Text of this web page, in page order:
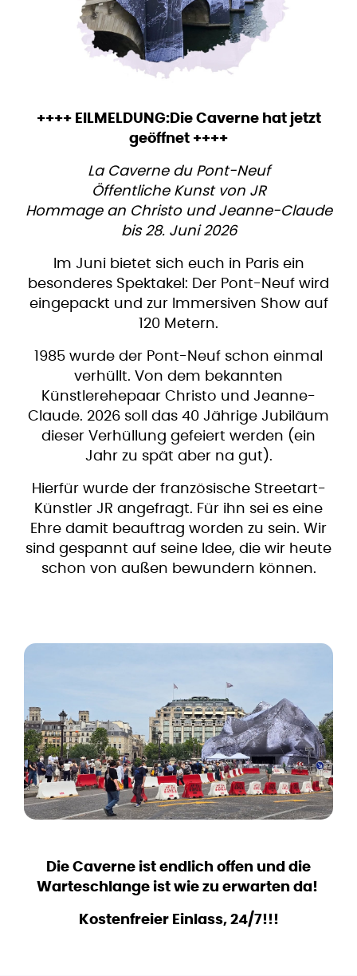
++++ EILMELDUNG:Die Caverne hat jetzt
geöffnet ++++
La Caverne du Pont-Neuf
Öffentliche Kunst von JR
Hommage an Christo und Jeanne-Claude
bis 28. Juni 2026
Im Juni bietet sich euch in Paris ein
besonderes Spektakel: Der Pont-Neuf wird
eingepackt und zur Immersiven Show auf
120 Metern.
1985 wurde der Pont-Neuf schon einmal
verhüllt. Von dem bekannten
Künstlerehepaar Christo und Jeanne-
Claude. 2026 soll das 40 Jährige Jubiläum
dieser Verhüllung gefeiert werden (ein
Jahr zu spät aber na gut).
Hierfür wurde der französische Streetart-
Künstler JR angefragt. Für ihn sei es eine
Ehre damit beauftrag worden zu sein. Wir
sind gespannt auf seine Idee, die wir heute
schon von außen bewundern können.
Die Caverne ist endlich offen und die
Warteschlange ist wie zu erwarten da!
Kostenfreier Einlass, 24/7!!!